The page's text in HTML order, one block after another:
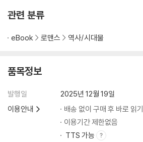
관련 분류
eBook 로맨스 역사/시대물
품목정보
발행일
2025년 12월 19일
이용안내
배송 없이 구매 후 바로 읽기
이용기간 제한없음
TTS 가능